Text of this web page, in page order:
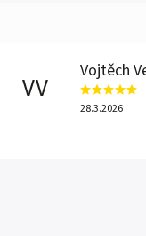
VV
Vojtěch
28.3.2026